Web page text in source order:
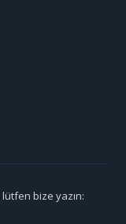
lütfen bize yazın: